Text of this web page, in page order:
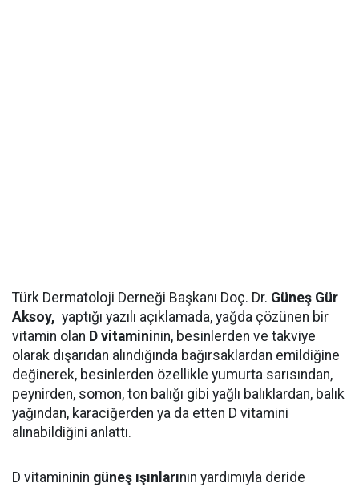
Türk Dermatoloji Derneği Başkanı Doç. Dr. Güneş Gür
Aksoy, yaptığı yazılı açıklamada, yağda çözünen bir
vitamin olan D vitamininin, besinlerden ve takviye
olarak dışarıdan alındığında bağırsaklardan emildiğine
değinerek, besinlerden özellikle yumurta sarısından,
peynirden, somon, ton balığı gibi yağlı balıklardan, balık
yağından, karaciğerden ya da etten D vitamini
alınabildiğini anlattı.
D vitamininin güneş ışınlarının yardımıyla deride